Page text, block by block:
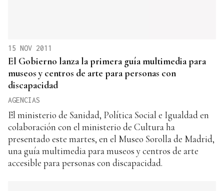
15 NOV 2011
El Gobierno lanza la primera guía multimedia para
museos y centros de arte para personas con
discapacidad
AGENCIAS
El ministerio de Sanidad, Política Social e Igualdad en
colaboración con el ministerio de Cultura ha
presentado este martes, en el Museo Sorolla de Madrid,
una guía multimedia para museos y centros de arte
accesible para personas con discapacidad.